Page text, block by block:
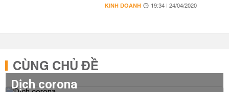
KINH DOANH 19:34 | 24/04/2020
CÙNG CHỦ ĐỀ
Dịch corona